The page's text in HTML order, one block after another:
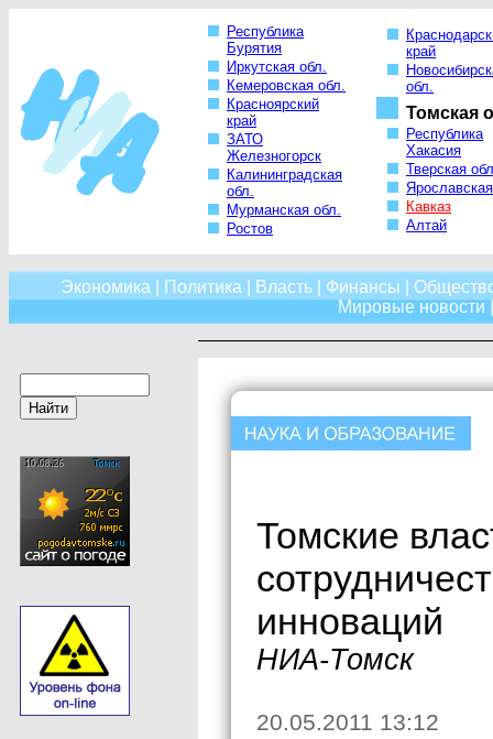
Республика
Бурятия
Иркутская обл.
Кемеровская обл.
Красноярский
край
ЗАТО
Железногорск
Калининградская
обл.
Мурманская обл.
Ростов
край
обл.
Томская
Республика
Хакасия
Тверская
Кавказ
Алтай
Экономика Политика Власть Финансы
Мировые новости
Томские
инноваций
НИА-Томск
20.05.2011 13:12